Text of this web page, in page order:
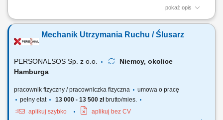
pokaż opis
Miejsce pracy: wszystkie kraje europejskie (system rotacyjny) Twoje
specjalistycznych/przemysłowych na podstawie rysunku technicznego,
montaż budowanych konstrukcji maszyn i urządzeń, serwis
Mechanik Utrzymania Ruchu / Ślusarz
PERSONALSOS Sp. z o.o.
Niemcy, okolice
Hamburga
pracownik fizyczny / pracowniczka fizyczna
umowa o pracę
pełny etat
13 000 - 13 500 złbrutto/mies.
aplikuj szybko
aplikuj bez CV